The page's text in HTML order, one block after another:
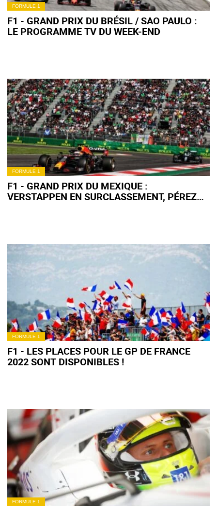
FORMULE 1
F1 - GRAND PRIX DU BRÉSIL / SAO PAULO :
LE PROGRAMME TV DU WEEK-END
FORMULE 1
F1 - GRAND PRIX DU MEXIQUE :
VERSTAPPEN EN SURCLASSEMENT, PÉREZ
FORMULE 1
F1 - LES PLACES POUR LE GP DE FRANCE
2022 SONT DISPONIBLES !
FORMULE 1